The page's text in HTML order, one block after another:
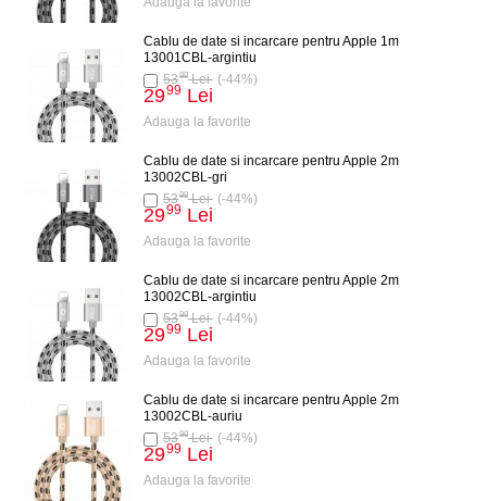
Cablu de date si incarcare pentru Apple 1m
13001CBL-argintiu
5398Lei (-44%)
2999 Lei
Adauga la favorite
Cablu de date si incarcare pentru Apple 2m
13002CBL-gri
5398Lei (-44%)
2999 Lei
Adauga la favorite
Cablu de date si incarcare pentru Apple 2m
13002CBL-argintiu
5398Lei (-44%)
2999 Lei
Adauga la favorite
Cablu de date si incarcare pentru Apple 2m
13002CBL-auriu
5398Lei (-44%)
2999 Lei
Adauga la favorite